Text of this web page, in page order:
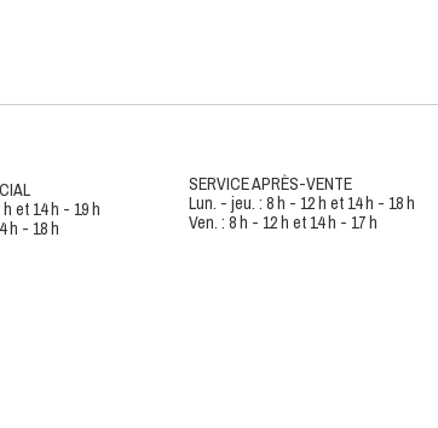
et 14 h - 19 h
h - 18 h
SERVICE APRÈS-VENTE
Lun. - jeu. : 8 h - 12 h et 14 h - 18 h
Ven. : 8 h - 12 h et 14 h - 17 h